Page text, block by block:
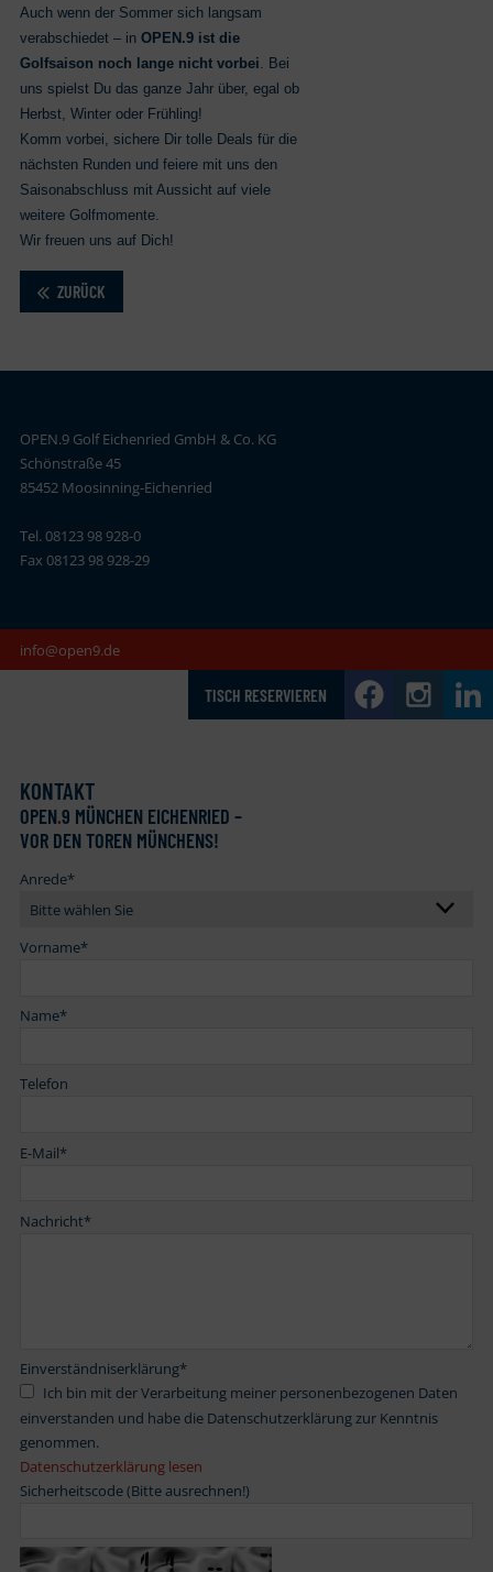
Auch wenn der Sommer sich langsam
verabschiedet – in OPEN.9 ist die
Golfsaison noch lange nicht vorbei . Bei
uns spielst Du das ganze Jahr über, egal ob
Herbst, Winter oder Frühling!
Komm vorbei, sichere Dir tolle Deals für die
nächsten Runden und feiere mit uns den
Saisonabschluss mit Aussicht auf viele
weitere Golfmomente.
Wir freuen uns auf Dich!
ZURÜCK
OPEN.9 Golf Eichenried GmbH & Co. KG
Schönstraße 45
85452 Moosinning-Eichenried
Tel. 08123 98 928-0
Fax 08123 98 928-29
info@open9.de
TISCH RESERVIEREN
KONTAKT
OPEN.9 MÜNCHEN EICHENRIED –
VOR DEN TOREN MÜNCHENS!
Anrede*
Vorname*
Name*
Telefon
E-Mail*
Nachricht*
Einverständniserklärung*
einverstanden und habe die Datenschutzerklärung zur Kenntnis
genommen.
Datenschutzerklärung lesen
Sicherheitscode (Bitte ausrechnen!)